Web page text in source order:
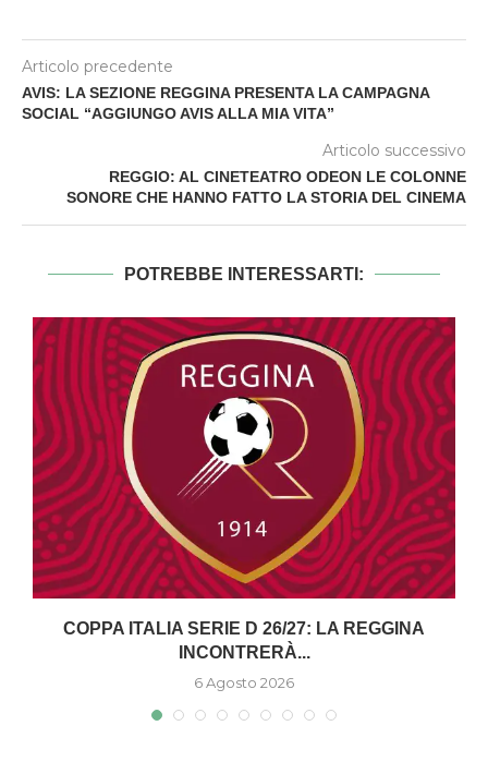
Articolo precedente
AVIS: LA SEZIONE REGGINA PRESENTA LA CAMPAGNA
SOCIAL “AGGIUNGO AVIS ALLA MIA VITA”
Articolo successivo
REGGIO: AL CINETEATRO ODEON LE COLONNE
SONORE CHE HANNO FATTO LA STORIA DEL CINEMA
POTREBBE INTERESSARTI:
COPPA ITALIA SERIE D 26/27: LA REGGINA
INCONTRERÀ...
6 Agosto 2026